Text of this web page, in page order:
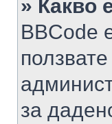
» Какво
BBCode
за